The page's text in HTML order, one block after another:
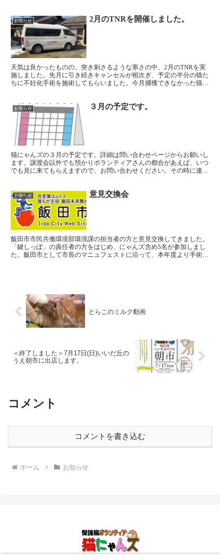
お知らせ 2月のTNRを開催しました。
天気は良かったものの、突き刺さるような寒さの中、2月のTNRを実
施しました。先月に引き続きキャンセルが相次ぎ、予定の半分の猫た
ちに不妊化手術を施術してもらいました。今月捕獲できなかった猫
お知らせ ３月の予定です。
猫にゃんズの３月の予定です。詳細は問い合わせページからお願いし
ます。譲渡会以外でも預かりボランティアさんの都合があえば、いつ
でも見に来てもらえますので、お問い合わせください。その時に連絡
お知らせ 意見交換会
飯田市市民共働環境部環境課の担当者の方と意見交換してきました。
「鍵しっぽ」の責任者の方をはじめ、にゃんズ含め5名が参加しまし
た。飯田市として市長のマニュフェストに沿って、本年度より手術費
とらこのミルク動画
＜終了しました＞7月17日(日)いいだ丘の
うえ朝市に出店します。
コメント
コメントを書き込む
ホーム お知らせ